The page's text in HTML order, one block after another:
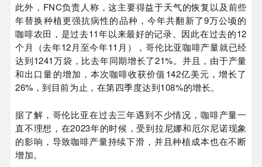
此外，FNC负责人称，这主要得益于天气的恢复以及前些
年替换种植更强抗病性的品种，今年共翻新了9万公顷的
咖啡农田，是过去11年以来最好的记录。因此在过去的12
个月（去年12月至今年11月），哥伦比亚咖啡产量就已经
达到1241万袋，比去年同期增长了21%。并且，由于产量
和出口量的增加，本次咖啡收获价值142亿美元，增长了
26%，到目前为止，在第四季度达到108%的增长。
据了解，哥伦比亚在过去三年遇到不少情况，咖啡产量一
直不理想，在2023年的时候，受到拉尼娜和厄尔尼诺现象
的影响，导致咖啡产量持续下滑，并且种植成本也在不断
增加。